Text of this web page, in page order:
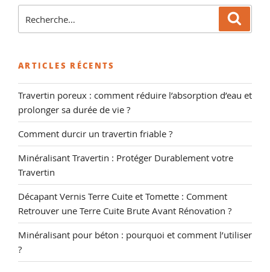
cirer
pour
ARTICLES RÉCENTS
Travertin poreux : comment réduire l’absorption d’eau et
prolonger sa durée de vie ?
Comment durcir un travertin friable ?
Minéralisant Travertin : Protéger Durablement votre
Travertin
Décapant Vernis Terre Cuite et Tomette : Comment
Retrouver une Terre Cuite Brute Avant Rénovation ?
Minéralisant pour béton : pourquoi et comment l’utiliser
?